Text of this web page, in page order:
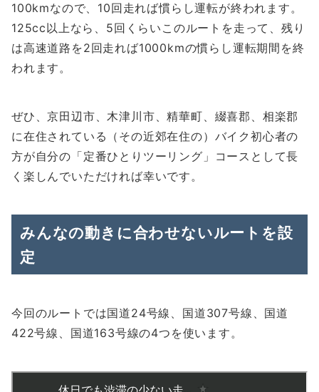
100kmなので、10回走れば慣らし運転が終われます。
125cc以上なら、5回くらいこのルートを走って、残り
は高速道路を2回走れば1000kmの慣らし運転期間を終
われます。
ぜひ、京田辺市、木津川市、精華町、綴喜郡、相楽郡
に在住されている（その近郊在住の）バイク初心者の
方が自分の「定番ひとりツーリング」コースとして長
く楽しんでいただければ幸いです。
みんなの動きに合わせないルートを設
定
今回のルートでは国道24号線、国道307号線、国道
422号線、国道163号線の4つを使います。